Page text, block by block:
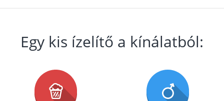
Egy kis ízelítő a kínálatból: